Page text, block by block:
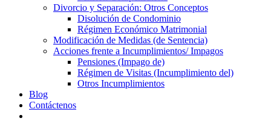
Divorcio y Separación: Otros Conceptos
Disolución de Condominio
Régimen Económico Matrimonial
Modificación de Medidas (de Sentencia)
Acciones frente a Incumplimientos/ Impagos
Pensiones (Impago de)
Régimen de Visitas (Incumplimiento del)
Otros Incumplimientos
Blog
Contáctenos